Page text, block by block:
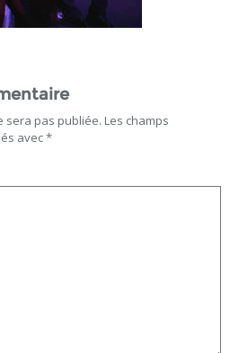
sera pas publiée. Les champs
avec*